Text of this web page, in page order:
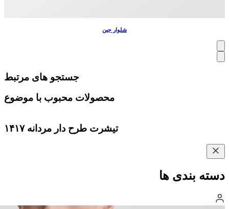
شلوار جین
جستجو های مرتبط
محصولات محبوب با موضوع
تیشرت طرح دار مردانه ۱۴۱۷
دسته بندی ها